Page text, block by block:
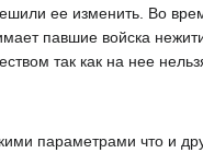
ее изменить. Во
павшие войска
так как на нее
параметрами что и